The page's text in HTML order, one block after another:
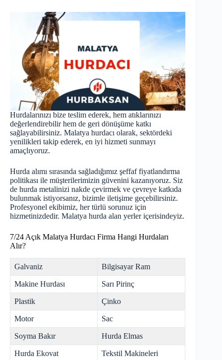
Hurdalarınızı bize teslim ederek, hem atıklarınızı
değerlendirebilir hem de geri dönüşüme katkı
sağlayabilirsiniz. Malatya hurdacı olarak, sektördeki
yenilikleri takip ederek, en iyi hizmeti sunmayı
amaçlıyoruz.
Hurda alımı sırasında sağladığımız şeffaf fiyatlandırma
politikası ile müşterilerimizin güvenini kazanıyoruz. Siz
de hurda metalinizi nakde çevirmek ve çevreye katkıda
bulunmak istiyorsanız, bizimle iletişime geçebilirsiniz.
Profesyonel ekibimiz, her türlü sorunuz için
hizmetinizdedir. Malatya hurda alan yerler içerisindeyiz.
7/24 Açık Malatya Hurdacı Firma Hangi Hurdaları
Alır?
Galvaniz Bilgisayar Ram
Makine Hurdası Sarı Pirinç
Plastik Çinko
Motor Sac
Soyma Bakır Hurda Elmas
Hurda Ekovat Tekstil Makineleri